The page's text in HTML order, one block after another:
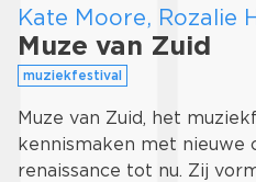
Kate Moore, Rozalie
Muze van Zuid
muziekfestival
Muze van Zuid, het
kennismaken met nieuwe
renaissance tot nu. Zij